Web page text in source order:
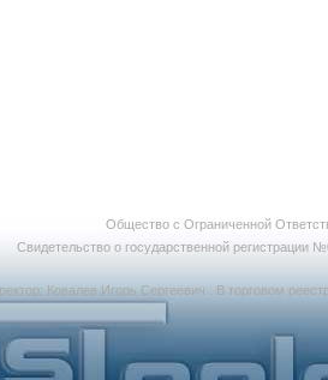
Общество с Ограниченной
Свидетельство о государственной регистрации
Ковалев Игорь Сергеевич . В торговом